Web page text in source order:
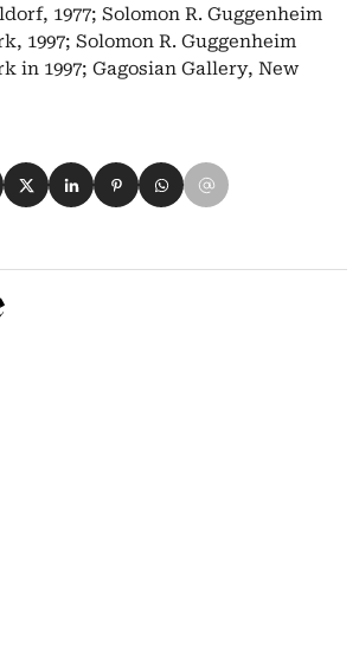
1977; Solomon R. Guggenheim
1997; Solomon R. Guggenheim
in 1997; Gagosian Gallery, New
su Facebook
Condividi su X
Condividi su LinkedIn
Condividi su Pinterest
Condividi su WhatsApp
Condividi su Email